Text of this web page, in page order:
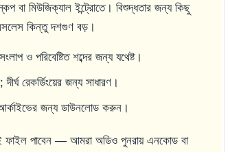
বা মিউজিক্যাল ইন্ট্রোতে। বিশুদ্ধতার জন্য কিছু
কিন্তু দশগুণ বড়।
ও পরিবেষ্টিত শব্দের জন্য যথেষ্ট।
দীর্ঘ রেকর্ডিংয়ের জন্য সাধারণ।
আর্কাইভের জন্য ডাউনলোড করুন।
পাবেন — আমরা অডিও পুনরায় এনকোড বা